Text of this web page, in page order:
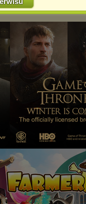
przeglądarki może
Chomikuj.pl.
cookies niestety
Zaufanych Partnerów
skuteczności działań
Ci reklama nie
a będzie to reklama
internetowej w
plików cookies na
usunąć pliki cookies,
przeglądarki
pod adresem
.